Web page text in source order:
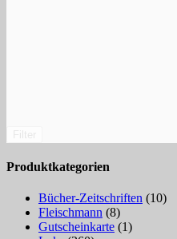
Produktkategorien
Bücher-Zeitschriften (10)
Fleischmann (8)
Gutscheinkarte (1)